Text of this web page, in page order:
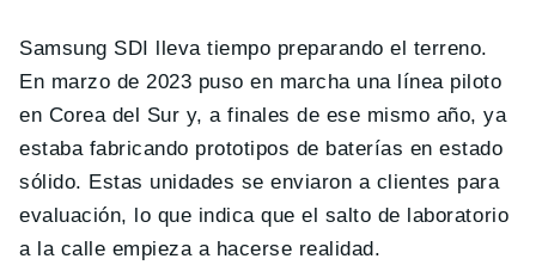
Samsung SDI lleva tiempo preparando el terreno.
En marzo de 2023 puso en marcha una línea piloto
en Corea del Sur y, a finales de ese mismo año, ya
estaba fabricando prototipos de baterías en estado
sólido. Estas unidades se enviaron a clientes para
evaluación, lo que indica que el salto de laboratorio
a la calle empieza a hacerse realidad.